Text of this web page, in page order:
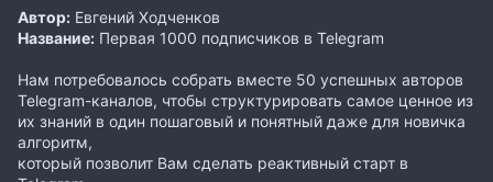
Автор: Евгений Ходченков
Название: Первая 1000 подписчиков в Telegram
Нам потребовалось собрать вместе 50 успешных авторов
Telegram-каналов, чтобы структурировать самое ценное из
их знаний в один пошаговый и понятный даже для новичка
алгоритм,
который позволит Вам сделать реактивный старт в